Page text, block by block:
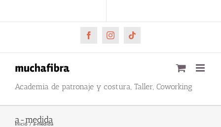
al
FacebookInstagramTiktok
Academia de patronaje y costura, Taller, Coworking
a-medida
Inicio a-medida